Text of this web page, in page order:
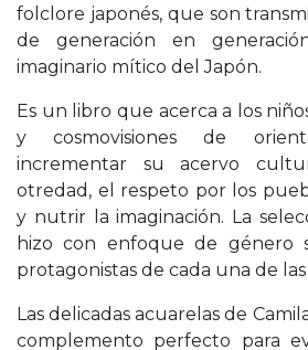
folclore japonés, que son
de generación en
imaginario mítico del Japón.
Es un libro que acerca a los
y cosmovisiones de
incrementar su acervo
otredad, el respeto por los
y nutrir la imaginación. La
hizo con enfoque de género
protagonistas de cada una de las
Las delicadas acuarelas de
complemento perfecto para